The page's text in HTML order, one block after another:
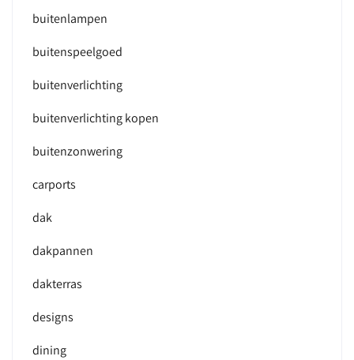
buitenlampen
buitenspeelgoed
buitenverlichting
buitenverlichting kopen
buitenzonwering
carports
dak
dakpannen
dakterras
designs
dining